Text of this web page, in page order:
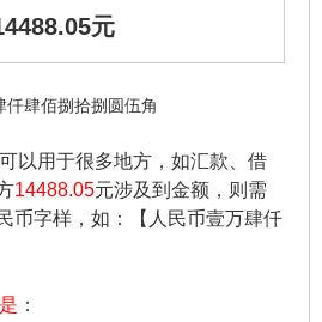
元
仟肆佰捌拾捌圆伍角
以用于很多地方，如汇款、借
14488.05元涉及到金额，则需
币字样，如：【人民币壹万肆仟
：